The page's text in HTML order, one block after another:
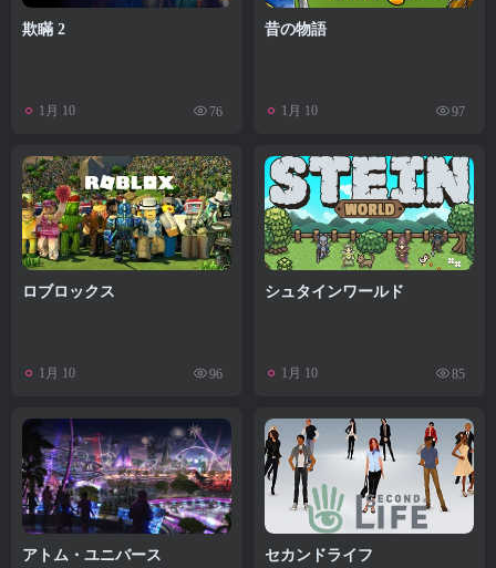
欺瞞 2
1月 10 76
昔の物語
1月 10 97
ロブロックス
1月 10 96
シュタインワールド
1月 10 85
アトム・ユニバース セカンドライフ